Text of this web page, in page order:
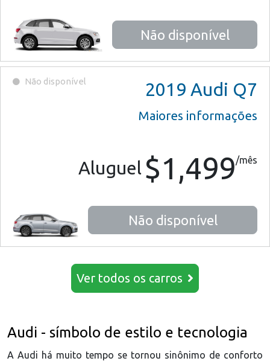
Não disponível
Não disponível 2019 Audi Q7
Maiores informações
Aluguel $1,499/mês
Não disponível
Ver todos os carros
Audi - símbolo de estilo e tecnologia
A Audi há muito tempo se tornou sinônimo de conforto